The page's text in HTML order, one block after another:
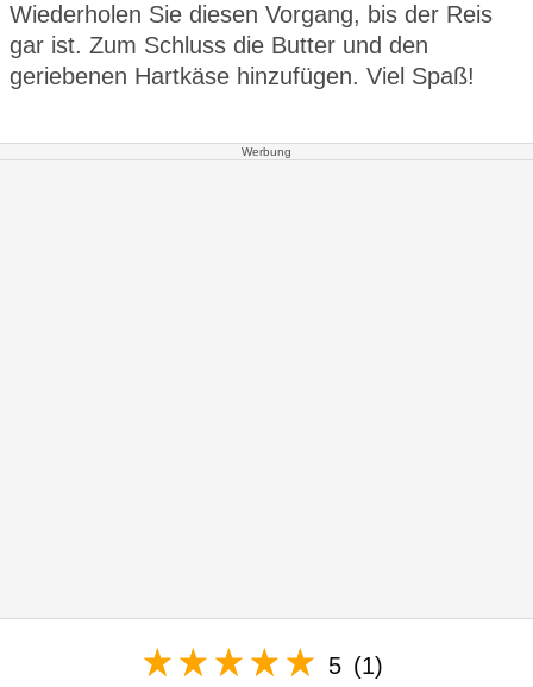
Wiederholen Sie diesen Vorgang, bis der Reis
gar ist. Zum Schluss die Butter und den
geriebenen Hartkäse hinzufügen. Viel Spaß!
Werbung
5 (1)